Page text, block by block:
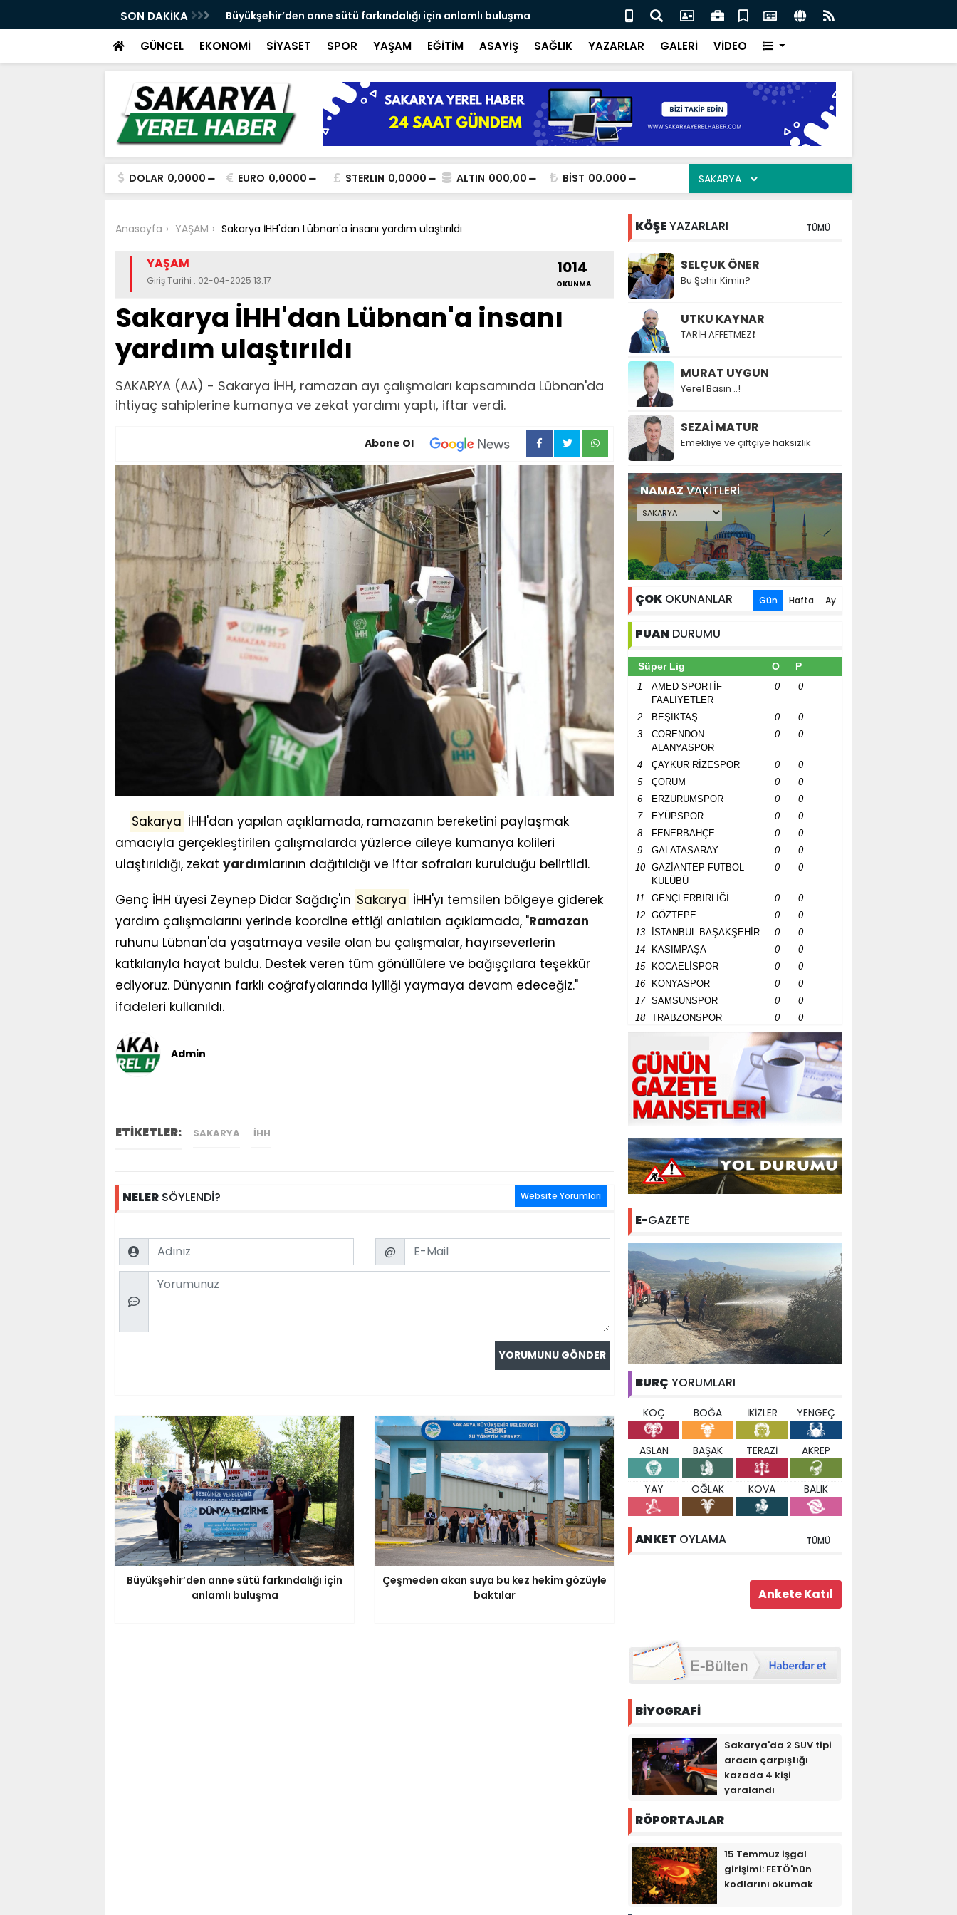
SON DAKİKA
ve spor yatırımlarını hayata geçirmeye Büyükşehir’den anne sütü farkındalığı için anlamlı buluşma Ateş savaşçılarının zamana karşı yarışı faciaların önüne geçti
GÜNCEL EKONOMİ SİYASET SPOR YAŞAM EĞİTİM ASAYİŞ SAĞLIK YAZARLAR GALERİ VİDEO
DOLAR 0,0000 EURO 0,0000 STERLIN 0,0000 ALTIN 000,00 BİST 00.000
Anasayfa YAŞAM Sakarya İHH'dan Lübnan'a insanı yardım ulaştırıldı
YAŞAM
Giriş Tarihi : 02-04-2025 13:17
1014
OKUNMA
Sakarya İHH'dan Lübnan'a insanı
yardım ulaştırıldı
SAKARYA (AA) - Sakarya İHH, ramazan ayı çalışmaları kapsamında Lübnan'da
ihtiyaç sahiplerine kumanya ve zekat yardımı yaptı, iftar verdi.
Abone Ol
Sakarya İHH'dan yapılan açıklamada, ramazanın bereketini paylaşmak
amacıyla gerçekleştirilen çalışmalarda yüzlerce aileye kumanya kolileri
ulaştırıldığı, zekat yardımlarının dağıtıldığı ve iftar sofraları kurulduğu belirtildi.
Genç İHH üyesi Zeynep Didar Sağdıç'ın Sakarya İHH'yı temsilen bölgeye giderek
yardım çalışmalarını yerinde koordine ettiği anlatılan açıklamada, "Ramazan
ruhunu Lübnan'da yaşatmaya vesile olan bu çalışmalar, hayırseverlerin
katkılarıyla hayat buldu. Destek veren tüm gönüllülere ve bağışçılara teşekkür
ediyoruz. Dünyanın farklı coğrafyalarında iyiliği yaymaya devam edeceğiz."
ifadeleri kullanıldı.
Admin
ETİKETLER: SAKARYA İHH
NELER SÖYLENDİ? Website Yorumları
Name Email
@
Comment
Büyükşehir’den anne sütü farkındalığı için
anlamlı buluşma
Çeşmeden akan suya bu kez hekim gözüyle
baktılar
KÖŞEYAZARLARI TÜMÜ
SELÇUK ÖNER
Bu Şehir Kimin?
UTKU KAYNAR
TARİH AFFETMEZ❗
MURAT UYGUN
Yerel Basın ..!
SEZAİ MATUR
Emekliye ve çiftçiye haksızlık
NAMAZVAKİTLERİ
ÇOK OKUNANLAR Gün Hafta Ay
PUAN DURUMU
Süper Lig O P
1
AMED SPORTİF
FAALİYETLER
0 0
2 BEŞİKTAŞ 0
0
3
CORENDON
ALANYASPOR
0 0
4 ÇAYKUR RİZESPOR 0
0
5
ÇORUM 0
0
6
ERZURUMSPOR 0
0
7
EYÜPSPOR 0
0
8
FENERBAHÇE 0
0
9
GALATASARAY 0
0
10
GAZİANTEP FUTBOL
KULÜBÜ
0 0
11 GENÇLERBİRLİĞİ 0
0
12
GÖZTEPE 0
0
13
İSTANBUL BAŞAKŞEHİR 0
0
14
KASIMPAŞA 0
0
15
KOCAELİSPOR 0
0
16
KONYASPOR 0
0
17
SAMSUNSPOR 0
0
18
TRABZONSPOR 0 0
E-GAZETE
BURÇ YORUMLARI
KOÇ BOĞA İKİZLER YENGEÇ
ASLAN BAŞAK TERAZİ AKREP
YAY OĞLAK KOVA BALIK
ANKET OYLAMA TÜMÜ
BİYOGRAFİ
Sakarya'da 2 SUV tipi
aracın çarpıştığı
kazada 4 kişi
yaralandı
RÖPORTAJLAR
15 Temmuz işgal
girişimi: FETÖ'nün
kodlarını okumak